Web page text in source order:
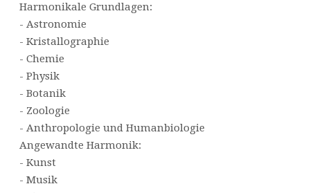
Harmonikale Grundlagen:
- Astronomie
- Kristallographie
- Chemie
- Physik
- Botanik
- Zoologie
- Anthropologie und Humanbiologie
Angewandte Harmonik:
- Kunst
- Musik